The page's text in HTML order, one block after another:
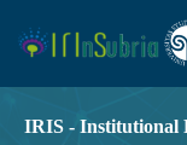
IRIS - Institutional